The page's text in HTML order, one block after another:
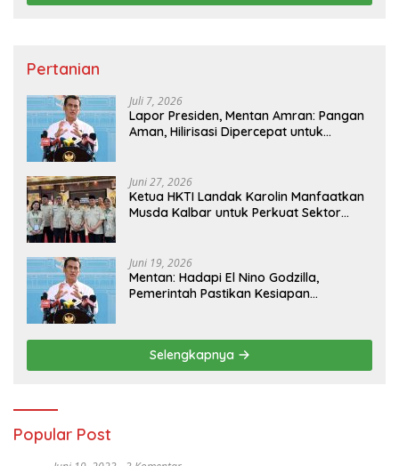
Pertanian
Juli 7, 2026
Lapor Presiden, Mentan Amran: Pangan
Aman, Hilirisasi Dipercepat untuk
Juni 27, 2026
Ketua HKTI Landak Karolin Manfaatkan
Musda Kalbar untuk Perkuat Sektor
Juni 19, 2026
Mentan: Hadapi El Nino Godzilla,
Pemerintah Pastikan Kesiapan
Selengkapnya
Popular Post